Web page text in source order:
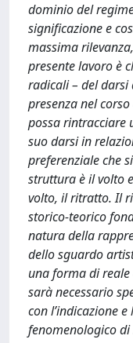
dominio del
significazione e
massima
presente lavoro è
radicali – del darsi
presenza nel
possa rintracciare
suo darsi in
preferenziale che
struttura è il volto
volto, il ritratto. Il
storico-teorico
natura della
dello sguardo
una forma di reale
sarà necessario
con l’indicazione
fenomenologico